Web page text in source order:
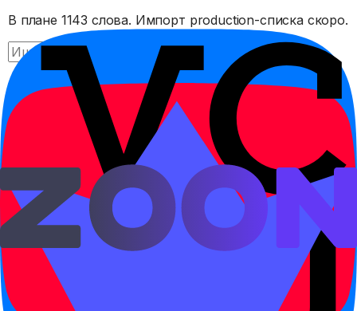
В плане 1143 слова. Импорт production-списка скоро.
Найти
Слова этого уровня появятся после импорта
production-словаря.
Учите эти слова на платформе
Интерактивные карточки SRS, аудио,
тренажёр написания иероглифов и прогресс —
всё в одном месте.